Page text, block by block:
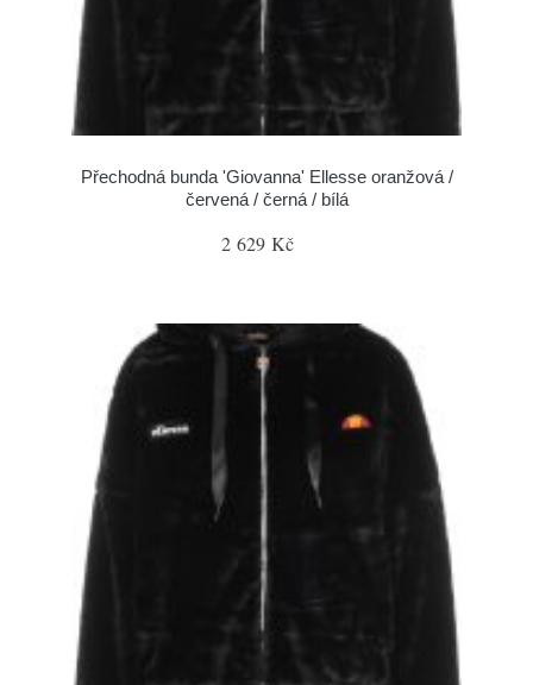
Přechodná bunda 'Giovanna' Ellesse oranžová /
červená / černá / bílá
2 629 Kč